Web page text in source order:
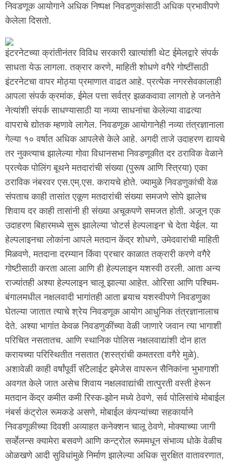
निवडणूक आयोगाने अधिक निष्पक्ष निवडणुकांसाठी अधिक प्रभावीपणे
केलेला दिसतो.
इंटरनेटच्या क्रांतीनंतर विविध सरकारी खात्यांशी थेट ईमेलद्वारे संपर्क
साधता येऊ लागला. तक्रार करणे, माहिती शोधणे वगैरे गोष्टींसाठी
इंटरनेटचा वापर मोठ्या प्रमाणात वाढत आहे. प्रत्येक नगरसेवकालाही
आपला संपर्क क्रमांक, ईमेल पत्ता सर्वत्र झळकवावा लागतो हे जनतेने
नेत्यांशी संपर्क साधण्यासाठी या नव्या साधनांचा केलेल्या वाढत्या
वापराचे द्योतक म्हणावे लागेल. निवडणूक आयोगानेही नव्या तंत्रज्ञानाला
गेल्या १० वर्षात अधिक आपलेसे केले आहे. अगदी ताजे उदाहरण द्यायचे
तर नुकत्याच झालेल्या गोवा विधानसभा निवडणूकीत दर ठराविक वेळाने
प्रत्येक पोलिंग बूथने मतदारांची संख्या (पुरूष आणि स्त्रिया) एका
ठराविक नंबरवर एस.एम्.एस. करायचे होते. ज्यामुळे निवडणुकांची वेळ
संपताच काही तासांत एकूण मतदारांची संख्या समजणे सोपे झालेच
शिवाय दर काही तासांनी ही संख्या अचूकपणे समजत होती. अजून एक
उदाहरण बिहारमध्ये सुरू झालेल्या 'वोटर्स हेल्पलाइन' चे देता येईल. या
हेल्पलाइनचा लोकांना आपले मतदान केंद्र शोधणे, उमेदवारांची माहिती
मिळवणे, मतदाना दरम्यान किंवा प्रचार काळात तक्रारी करणे वगैरे
गोष्टीसाठी करता आला आणि ही हेल्पलाइन यशस्वी ठरली. आता अन्य
राज्यांतही अश्या हेल्पलाइन चालू झाल्या आहेत. ओरिसा आणि पश्चिम-
बंगालमधील नक्षलवादी भागांतही आता बर्‍याच यशस्वीपणे निवडणुका
घेतल्या जातात त्याचे श्रेय निवडणूक आयोग आधुनिक तंत्रज्ञानालाच
देते. अश्या भागांत केवळ निवडणुकींच्या वेळी जाणारे जवान त्या भागाशी
परिचित नसतातच. आणि स्थानिक पोलिस नक्षलवाद्यांशी दोन हात
करायच्या परिस्थितीत नसतात (शस्त्रांची कमतरता वगैरे मुळे).
अशावेळी काही वर्षांपूर्वी सॅटेलाईट इमेजेस वापरून सैनिकांना भुभागाशी
अवगत केले जात असेच शिवाय नक्षलवाद्यांची तात्पुरती वस्ती हेरून
मतदान केंद्र कमीत कमी रिस्क-झोन मध्ये ठेवणे, सर्व पोलिसांचे मोबाईल
नंबर्स कंट्रोल रूमकडे असणे, मोबाईल कंपन्यांच्या सहकार्याने
निवडणूकीच्या दिवशी अव्याहत कनेक्शन चालू ठेवणे, मोक्याच्या जागी
सर्व्हेलन्स क्यामेरा बसवणे आणि कन्ट्रोल रूममधून संभाव्य धोके वेळीच
ओळखणे आदी सुविधांमुळे निर्माण झालेल्या अधिक सुरक्षित वातावरणात,